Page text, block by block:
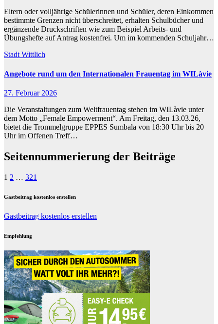
Eltern oder volljährige Schülerinnen und Schüler, deren Einkommen
bestimmte Grenzen nicht überschreitet, erhalten Schulbücher und
ergänzende Druckschriften wie zum Beispiel Arbeits- und
Übungshefte auf Antrag kostenfrei. Um im kommenden Schuljahr…
Stadt Wittlich
Angebote rund um den Internationalen Frauentag im WILàvie
27. Februar 2026
Die Veranstaltungen zum Weltfrauentag stehen im WILàvie unter
dem Motto „Female Empowerment“. Am Freitag, den 13.03.26,
bietet die Trommelgruppe EPPES Sumbala von 18:30 Uhr bis 20
Uhr im Offenen Treff…
Seitennummerierung der Beiträge
1 2 … 321
Gastbeitrag kostenlos erstellen
Gastbeitrag kostenlos erstellen
Empfehlung